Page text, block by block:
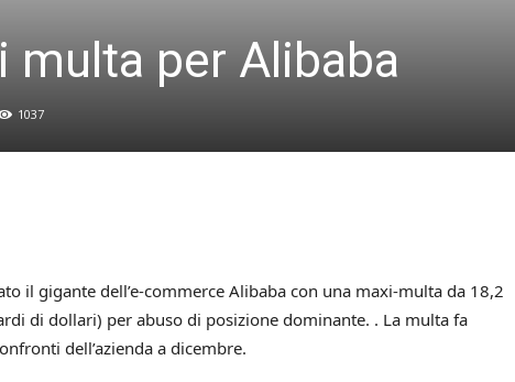
multa per Alibaba
1037
il gigante dell’e-commerce Alibaba con una maxi-multa da 18,2
di dollari) per abuso di posizione dominante. . La multa fa
dell’azienda a dicembre.